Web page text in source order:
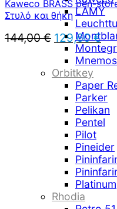
LAMY
Orbitkey
Paper
Parker
Pelikan
Pentel
Pilot
Pineider
Platinum
Rhodia
Kaweco BRASS pen-
Στυλό και θήκη
144,00€ Original
price
was:
144,00 €.
129,60€Η